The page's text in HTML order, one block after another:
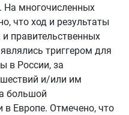
На многочисленных
что ход и результаты
правительственных
триггером для
в России, за
и/или им
большой
в Европе. Отмечено, что